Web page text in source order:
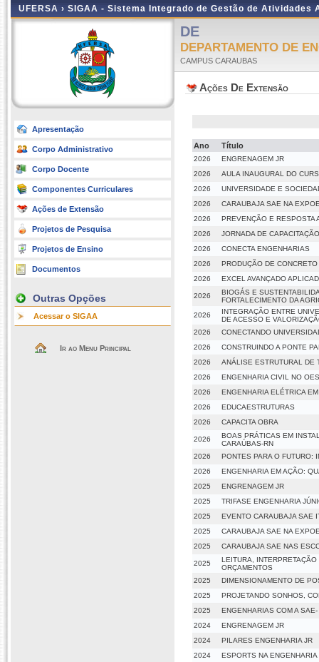
UFERSA › SIGAA - Sistema Integrado de Gestão de Atividades
Apresentação
Corpo Administrativo
Corpo Docente
Componentes Curriculares
Ações de Extensão
Projetos de Pesquisa
Projetos de Ensino
Documentos
Outras Opções
Acessar o SIGAA
Ir ao Menu Principal
DE
DEPARTAMENTO DE
CAMPUS CARAUBAS
Ações De Extensão
Ano Título
2026
ENGRENAGEM JR
2026
AULA INAUGURAL DO
2026
UNIVERSIDADE E
2026
CARAUBAJA SAE NA
2026
PREVENÇÃO E RESPOSTA
2026
JORNADA DE
2026
CONECTA ENGENHARIAS
2026
PRODUÇÃO DE
2026
EXCEL AVANÇADO
2026
BIOGÁS E
FORTALECIMENTO DA
2026
INTEGRAÇÃO ENTRE
DE ACESSO E
2026
CONECTANDO
2026
CONSTRUINDO A PONTE
2026
ANÁLISE ESTRUTURAL DE
2026
ENGENHARIA CIVIL NO
2026
ENGENHARIA ELÉTRICA
2026
EDUCAESTRUTURAS
2026
CAPACITA OBRA
2026
BOAS PRÁTICAS EM
CARAÚBAS-RN
2026
PONTES PARA O FUTURO:
2026
ENGENHARIA EM AÇÃO:
2025
ENGRENAGEM JR
2025
TRIFASE ENGENHARIA
2025
EVENTO CARAUBAJA SAE
2025
CARAUBAJA SAE NA
2025
CARAUBAJA SAE NAS
2025
LEITURA,
ORÇAMENTOS
2025
DIMENSIONAMENTO DE
2025
PROJETANDO SONHOS,
2025
ENGENHARIAS COM A
2024
ENGRENAGEM JR
2024
PILARES ENGENHARIA JR
2024
ESPORTS NA ENGENHARIA